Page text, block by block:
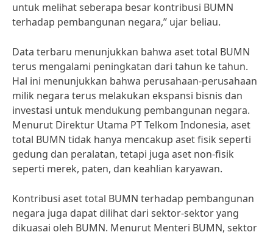
untuk melihat seberapa besar kontribusi BUMN
terhadap pembangunan negara,” ujar beliau.
Data terbaru menunjukkan bahwa aset total BUMN
terus mengalami peningkatan dari tahun ke tahun.
Hal ini menunjukkan bahwa perusahaan-perusahaan
milik negara terus melakukan ekspansi bisnis dan
investasi untuk mendukung pembangunan negara.
Menurut Direktur Utama PT Telkom Indonesia, aset
total BUMN tidak hanya mencakup aset fisik seperti
gedung dan peralatan, tetapi juga aset non-fisik
seperti merek, paten, dan keahlian karyawan.
Kontribusi aset total BUMN terhadap pembangunan
negara juga dapat dilihat dari sektor-sektor yang
dikuasai oleh BUMN. Menurut Menteri BUMN, sektor